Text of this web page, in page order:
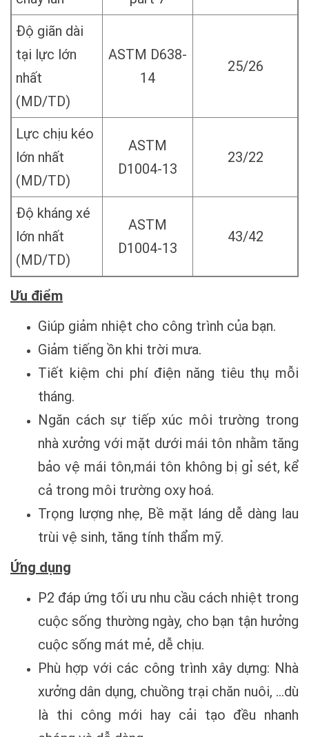
Độ giãn dài
tại lực lớn
nhất
(MD/TD)
ASTM D638-
14
25/26
Lực chịu kéo
lớn nhất
(MD/TD)
ASTM
D1004-13
23/22
Độ kháng xé
lớn nhất
(MD/TD)
ASTM
D1004-13
43/42
Ưu điểm
Giúp giảm nhiệt cho công trình của bạn.
Giảm tiếng ồn khi trời mưa.
Tiết kiệm chi phí điện năng tiêu thụ mỗi
tháng.
Ngăn cách sự tiếp xúc môi trường trong
nhà xưởng với mặt dưới mái tôn nhằm tăng
bảo vệ mái tôn,mái tôn không bị gỉ sét, kể
cả trong môi trường oxy hoá.
Trọng lượng nhẹ, Bề mặt láng dễ dàng lau
trùi vệ sinh, tăng tính thẩm mỹ.
Ứng dụng
P2 đáp ứng tối ưu nhu cầu cách nhiệt trong
cuộc sống thường ngày, cho bạn tận hưởng
cuộc sống mát mẻ, dễ chịu.
Phù hợp với các công trình xây dựng: Nhà
xưởng dân dụng, chuồng trại chăn nuôi, …dù
là thi công mới hay cải tạo đều nhanh